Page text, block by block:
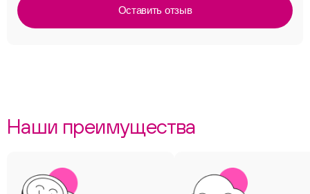
Оставить отзыв
Наши преимущества